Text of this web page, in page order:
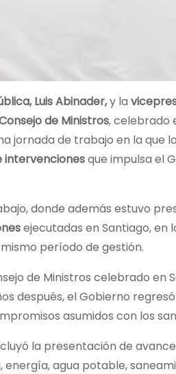
Luis Abinader,y la
de Ministros, celebrado
jornada de trabajo en la que
intervencionesque impulsa el
donde además estuvo
ejecutadas en Santiago, en
período de gestión.
de Ministros celebrado en
después, el Gobierno
asumidos con los
la presentación de
energía, agua potable,